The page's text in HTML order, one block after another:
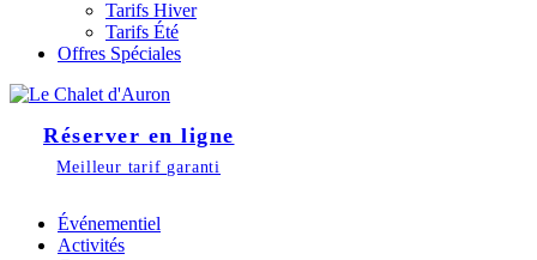
Tarifs Hiver
Tarifs Été
Offres Spéciales
Réserver en ligne
Meilleur tarif garanti
Événementiel
Activités